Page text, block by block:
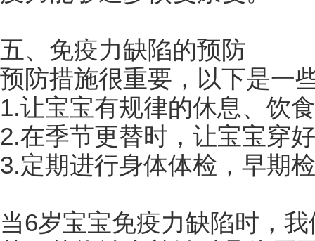
五、免疫力缺陷的预防
预防措施很重要，以下是一
1.让宝宝有规律的休息、饮
2.在季节更替时，让宝宝穿
3.定期进行身体体检，早期
当6岁宝宝免疫力缺陷时，